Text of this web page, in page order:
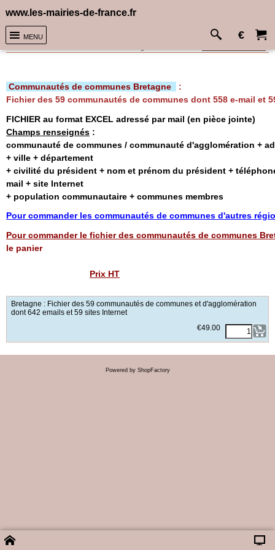
www.les-mairies-de-france.fr
MENU €
Communautés de communes Bretagne
:
Fichier des 59 communautés de communes dont 558 e-mail et
FICHIER au format EXCEL adressé par mail (en pièce jointe)
Champs renseignés :
communauté de communes / communauté d'agglomération +
+ ville + département
+ civilité du président + nom et prénom du président +
mail + site Internet
+ population communautaire + communes membres
Pour commander les communautés de communes d'autres
Pour commander le fichier des communautés de communes
le panier
Prix HT
<!-- MakeFullWidth0 --><!-- MakeFullWidth1 --><!-- MakeFullWidth2 --><!-- MakeFullWidth3 --><!-- MakeFullWidth4 --><!-- MakeFullWidth5 --><!-- MakeFullWidth6 --><!-- MakeFullWidth7 --><!-- MakeFullWidth8 --><!-- MakeFullWidth9 --><!-- MakeFullWidth10 --><!-- MakeFullWidth11 --><!-- MakeFullWidth12 --><!-- MakeFullWidth13 --><!-- MakeFullWidth14 --><!-- MakeFullWidth15 --><!-- MakeFullWidth16 --><!-- MakeFullWidth17 --><!-- MakeFullWidth18 --><!-- MakeFullWidth19 -->
Bretagne : Fichier des 59 communautés de communes et d'agglomération
dont 642 emails et 59 sites Internet
€49.00
Powered by ShopFactory